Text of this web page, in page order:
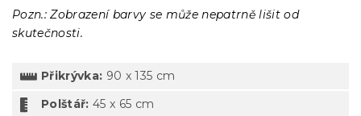
Pozn.: Zobrazení barvy se může nepatrně lišit od
skutečnosti.
Přikrývka: 90 x 135 cm
Polštář: 45 x 65 cm